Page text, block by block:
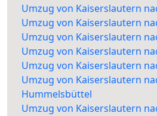
Umzug von Kaiserslautern
Umzug von Kaiserslautern
Umzug von Kaiserslautern
Umzug von Kaiserslautern
Umzug von Kaiserslautern
Umzug von Kaiserslautern
Hummelsbüttel
Umzug von Kaiserslautern